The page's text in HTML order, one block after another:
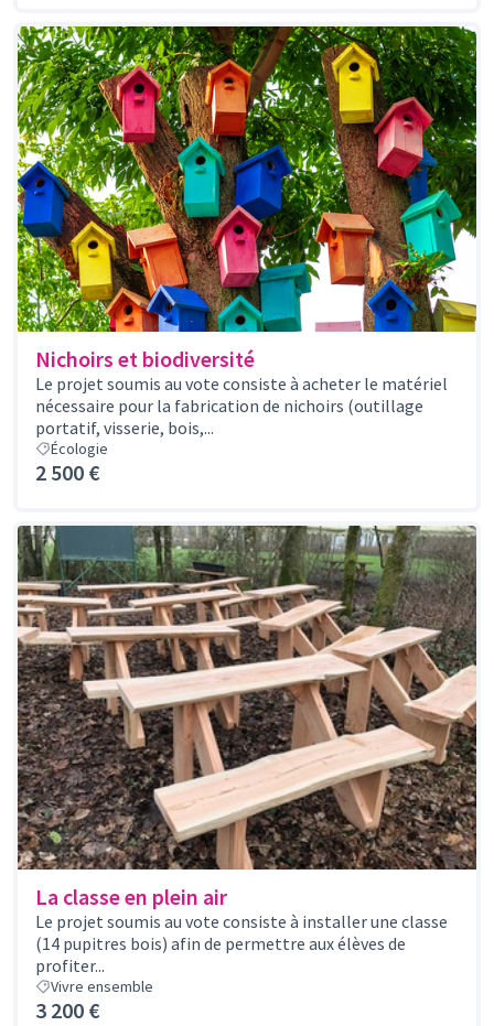
Nichoirs et biodiversité
Le projet soumis au vote consiste à acheter le matériel
nécessaire pour la fabrication de nichoirs (outillage
portatif, visserie, bois,...
Écologie
2 500 €
La classe en plein air
Le projet soumis au vote consiste à installer une classe
(14 pupitres bois) afin de permettre aux élèves de
profiter...
Vivre ensemble
3 200 €